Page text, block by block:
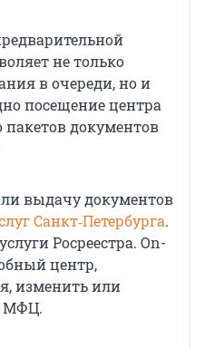
не только
в очереди, но и
посещение центра
пакетов документов
выдачу документов
Санкт‑Петербурга.
Росреестра. On-
центр,
изменить или
МФЦ.